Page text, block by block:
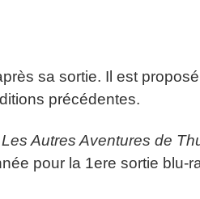
sa sortie. Il est
précédentes.
Les Autres Aventures de
pour la 1ere sortie blu-